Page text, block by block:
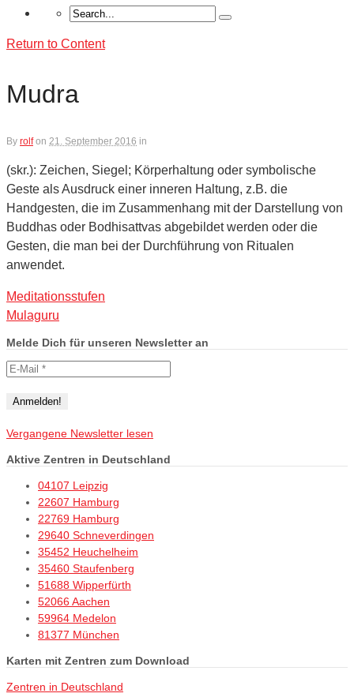
Return to Content
Mudra
By rolf on 21. September 2016 in
(skr.): Zeichen, Siegel; Körperhaltung oder symbolische
Geste als Ausdruck einer inneren Haltung, z.B. die
Handgesten, die im Zu­sammenhang mit der Darstellung von
Buddhas oder Bodhisattvas ab­gebildet werden oder die
Gesten, die man bei der Durchführung von Ritualen
anwendet.
Meditationsstufen
Mulaguru
Melde Dich für unseren Newsletter an
Vergangene Newsletter lesen
Aktive Zentren in Deutschland
04107 Leipzig
22607 Hamburg
22769 Hamburg
29640 Schneverdingen
35452 Heuchelheim
35460 Staufenberg
51688 Wipperfürth
52066 Aachen
59964 Medelon
81377 München
Karten mit Zentren zum Download
Zentren in Deutschland